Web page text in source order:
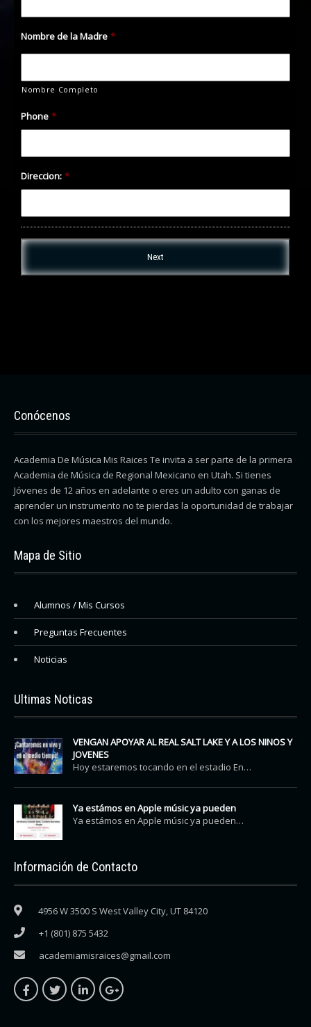
Nombre de la Madre *
Nombre Completo
Phone *
Direccion: *
Conócenos
Academia De Música Mis Raices Te invita a ser parte de la primera
Academia de Música de Regional Mexicano en Utah. Si tienes
Jóvenes de 12 años en adelante o eres un adulto con ganas de
aprender un instrumento no te pierdas la oportunidad de trabajar
con los mejores maestros del mundo.
Mapa de Sitio
Alumnos / Mis Cursos
Preguntas Frecuentes
Noticias
Ultimas Noticas
VENGAN APOYAR AL REAL SALT LAKE Y A LOS NINOS Y
JOVENES
Hoy estaremos tocando en el estadio En…
Ya estámos en Apple músic ya pueden
Ya estámos en Apple músic ya pueden…
Información de Contacto
4956 W 3500 S West Valley City, UT 84120
+1 (801) 875 5432
academiamisraices@gmail.com